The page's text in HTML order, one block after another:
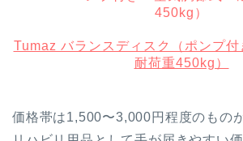
Tumaz バランスディスク（ポンプ付
耐荷重450kg）
価格帯は1,500〜3,000円程度のもの